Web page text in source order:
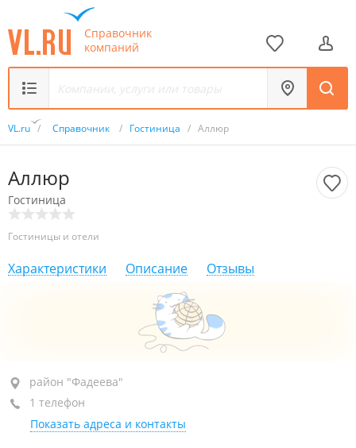
Справочник
компаний
VL.ru / Справочник / Гостиница / Аллюр
Аллюр
Гостиница
Гостиницы и отели
Характеристики Описание Отзывы
район "Фадеева", ул. Воропаева, 41А
+7 924 131-13-31
круглосуточно
район "Фадеева"
1 телефон
Показать адреса и контакты